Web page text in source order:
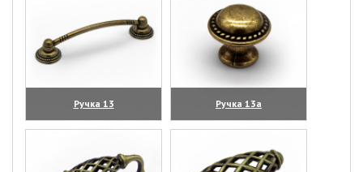
Ручка 13
(увеличить)
Ручка 13а
(увеличить)